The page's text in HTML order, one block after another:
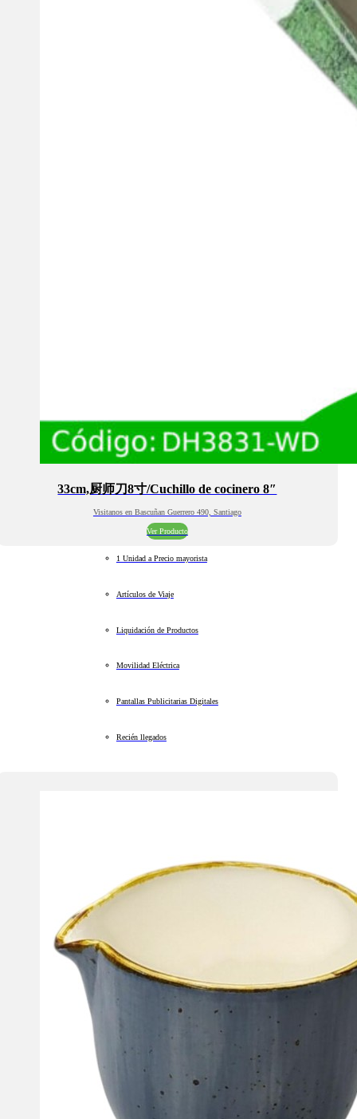
33cm,厨师刀8寸/Cuchillo de cocinero 8″
Visitanos en Bascuñan Guerrero 490, Santiago
Ver Producto
1 Unidad a Precio mayorista
Artículos de Viaje
Liquidación de Productos
Movilidad Eléctrica
Pantallas Publicitarias Digitales
Recién llegados